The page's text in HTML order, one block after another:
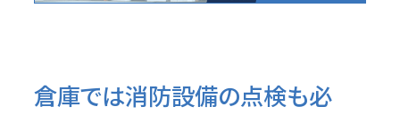
倉庫では消防設備の点検も必